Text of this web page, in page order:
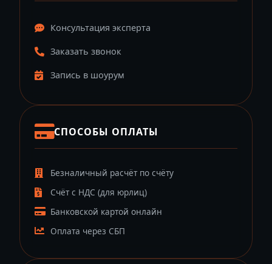
Консультация эксперта
Заказать звонок
Запись в шоурум
СПОСОБЫ ОПЛАТЫ
Безналичный расчёт по счёту
Счёт с НДС (для юрлиц)
Банковской картой онлайн
Оплата через СБП